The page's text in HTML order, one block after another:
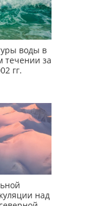
воды в
течении за
гг.
над